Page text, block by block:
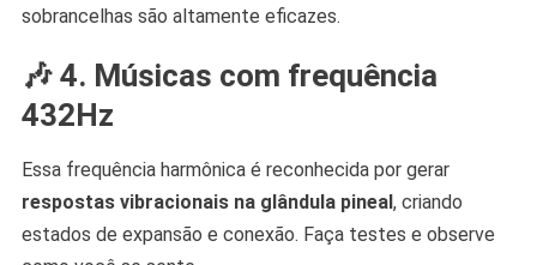
sobrancelhas são altamente eficazes.
🎶 4. Músicas com frequência
432Hz
Essa frequência harmônica é reconhecida por gerar
respostas vibracionais na glândula pineal , criando
estados de expansão e conexão. Faça testes e observe